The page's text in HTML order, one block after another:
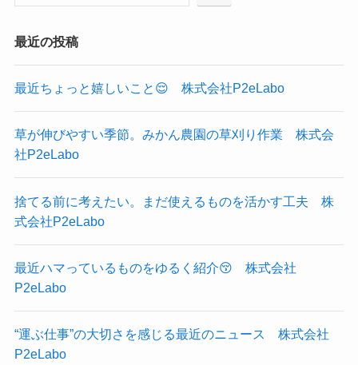
最近の投稿
最近ちょっと嬉しいこと😌 株式会社P2eLabo
草が伸びやすい季節。みかん農園の草刈り作業 株式会
社P2eLabo
捨てる前に考えたい。まだ使えるものを活かす工夫 株
式会社P2eLabo
最近ハマっているものをゆるく紹介😚 株式会社
P2eLabo
“運ぶ仕事”の大切さを感じる最近のニュース 株式会社
P2eLabo